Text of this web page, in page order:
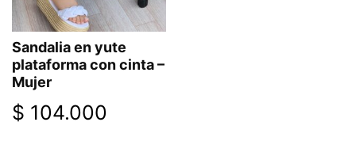
Sandalia en yute
plataforma con cinta –
Mujer
$ 104.000